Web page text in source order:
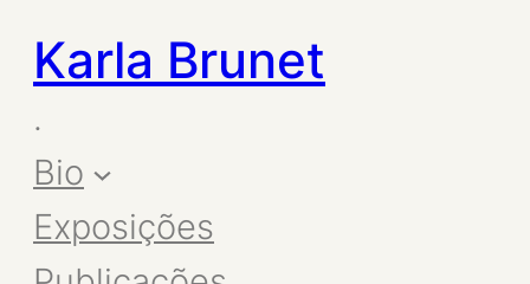
Karla Brunet
.
Bio
Exposições